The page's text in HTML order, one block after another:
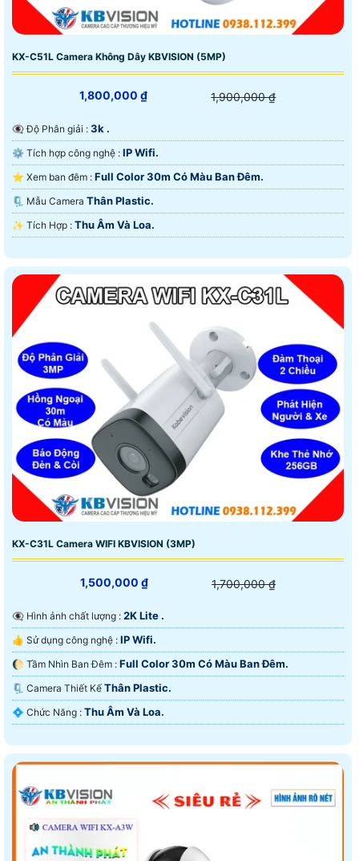
KX-C51L Camera Không Dây KBVISION (5MP)
1,800,000 ₫ 1,900,000 ₫
👁️‍🗨 Độ Phân giải : 3k .
⚙ Tích hợp công nghệ : IP Wifi.
⭐ Xem ban đêm : Full Color 30m Có Màu Ban Ðêm.
🗜️ Mẫu Camera Thân Plastic.
️✨ Tích Hợp : Thu Âm Và Loa.
KX-C31L Camera WIFI KBVISION (3MP)
1,500,000 ₫ 1,700,000 ₫
👁️‍🗨 Hình ảnh chất lượng : 2K Lite .
👍 Sử dụng công nghệ : IP Wifi.
🌔 Tầm Nhìn Ban Đêm : Full Color 30m Có Màu Ban Ðêm.
🗜️ Camera Thiết Kế Thân Plastic.
️💠 Chức Năng : Thu Âm Và Loa.